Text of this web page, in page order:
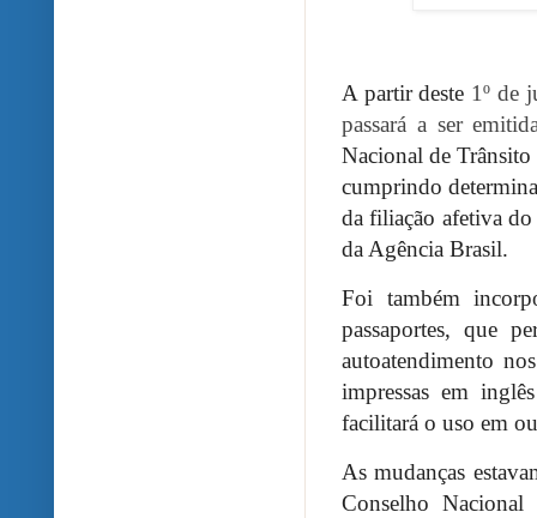
A partir deste 1º de
passará a ser
Nacional de
cumprindo
da filiação afetiva do
da Agência Brasil.
Foi também
passaportes, que
autoatendimento
impressas em
facilitará o uso em
As mudanças
Conselho